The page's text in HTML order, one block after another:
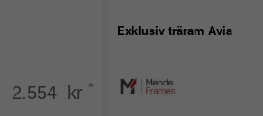
2.554 kr *
Exklusiv träram Avia